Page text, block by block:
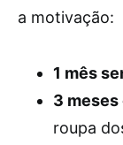
a motivação:
1 mês
3
roupa